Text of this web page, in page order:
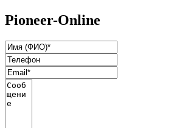
Pioneer-Online